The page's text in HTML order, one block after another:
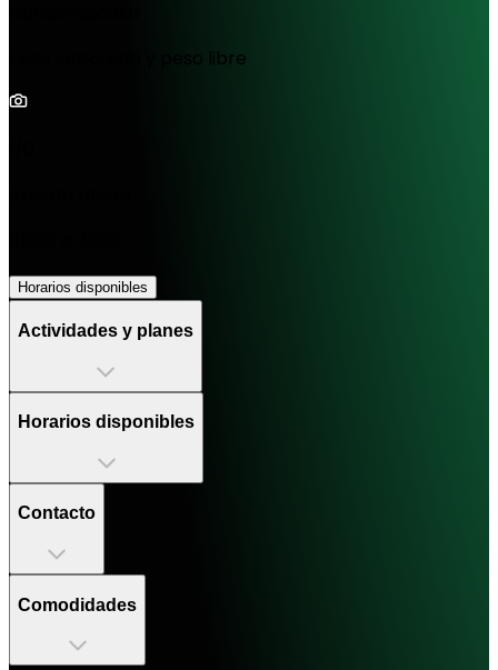
Peso integrado y peso libre
Horarios disponibles
Actividades y planes
Horarios disponibles
Contacto
Comodidades